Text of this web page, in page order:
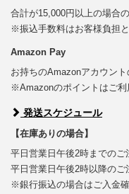
合計が15,000円以上の場合
※振込手数料はお客様負担と
Amazon Pay
お持ちのAmazonアカウン
※Amazonのポイントはご利
発送スケジュール
【在庫ありの場合】
平日営業日午後2時までのご
平日営業日午後2時以降のご
※銀行振込の場合はご入金